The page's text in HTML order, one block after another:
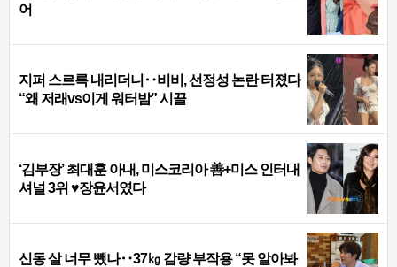
어
지퍼 스르륵 내리더니‥비비, 선정성 논란 터졌다
“왜 저래vs이게 워터밤” 시끌
‘김부장’ 최대훈 아내, 미스코리아 善+미스 인터내
셔널 3위 ♥장윤서였다
신동 살 너무 뺐나‥37㎏ 감량 부작용 “못 알아봐